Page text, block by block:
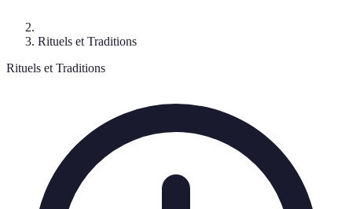
Rituels et Traditions
Rituels et Traditions